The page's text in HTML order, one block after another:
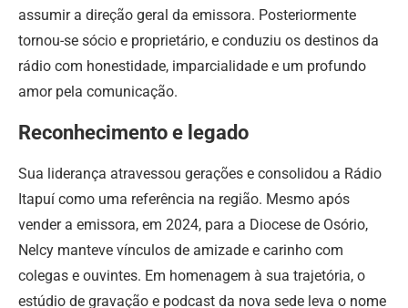
assumir a direção geral da emissora. Posteriormente
tornou-se sócio e proprietário, e conduziu os destinos da
rádio com honestidade, imparcialidade e um profundo
amor pela comunicação.
Reconhecimento e legado
Sua liderança atravessou gerações e consolidou a Rádio
Itapuí como uma referência na região. Mesmo após
vender a emissora, em 2024, para a Diocese de Osório,
Nelcy manteve vínculos de amizade e carinho com
colegas e ouvintes. Em homenagem à sua trajetória, o
estúdio de gravação e podcast da nova sede leva o nome